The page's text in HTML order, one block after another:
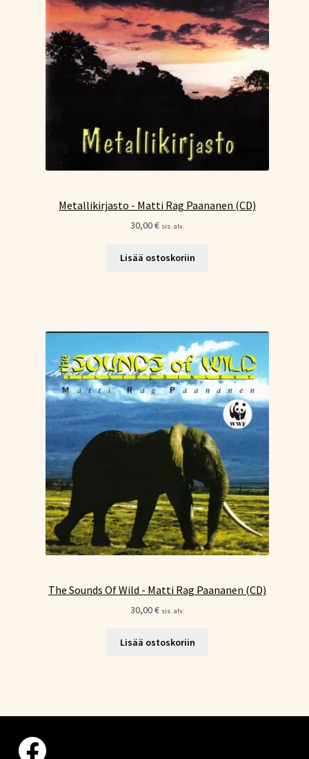
Metallikirjasto - Matti Rag Paananen (CD)
30,00€ sis. alv.
Lisää ostoskoriin
The Sounds Of Wild - Matti Rag Paananen (CD)
30,00€ sis. alv.
Lisää ostoskoriin
Facebook